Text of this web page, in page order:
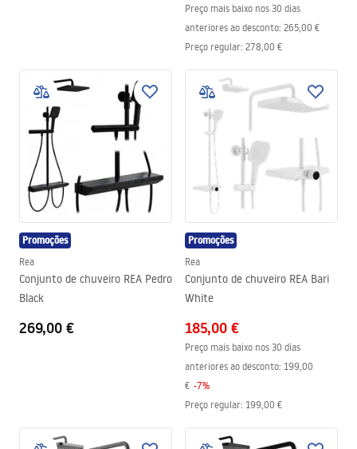
Preço mais baixo nos 30 dias
anteriores ao desconto: 265,00 €
Preço regular: 278,00 €
Promoções
Rea
Conjunto de chuveiro REA Pedro
Black
269,00 €
Promoções
Rea
Conjunto de chuveiro REA Bari
White
185,00 €
Preço mais baixo nos 30 dias
anteriores ao desconto: 199,00
€ -7%
Preço regular: 199,00 €